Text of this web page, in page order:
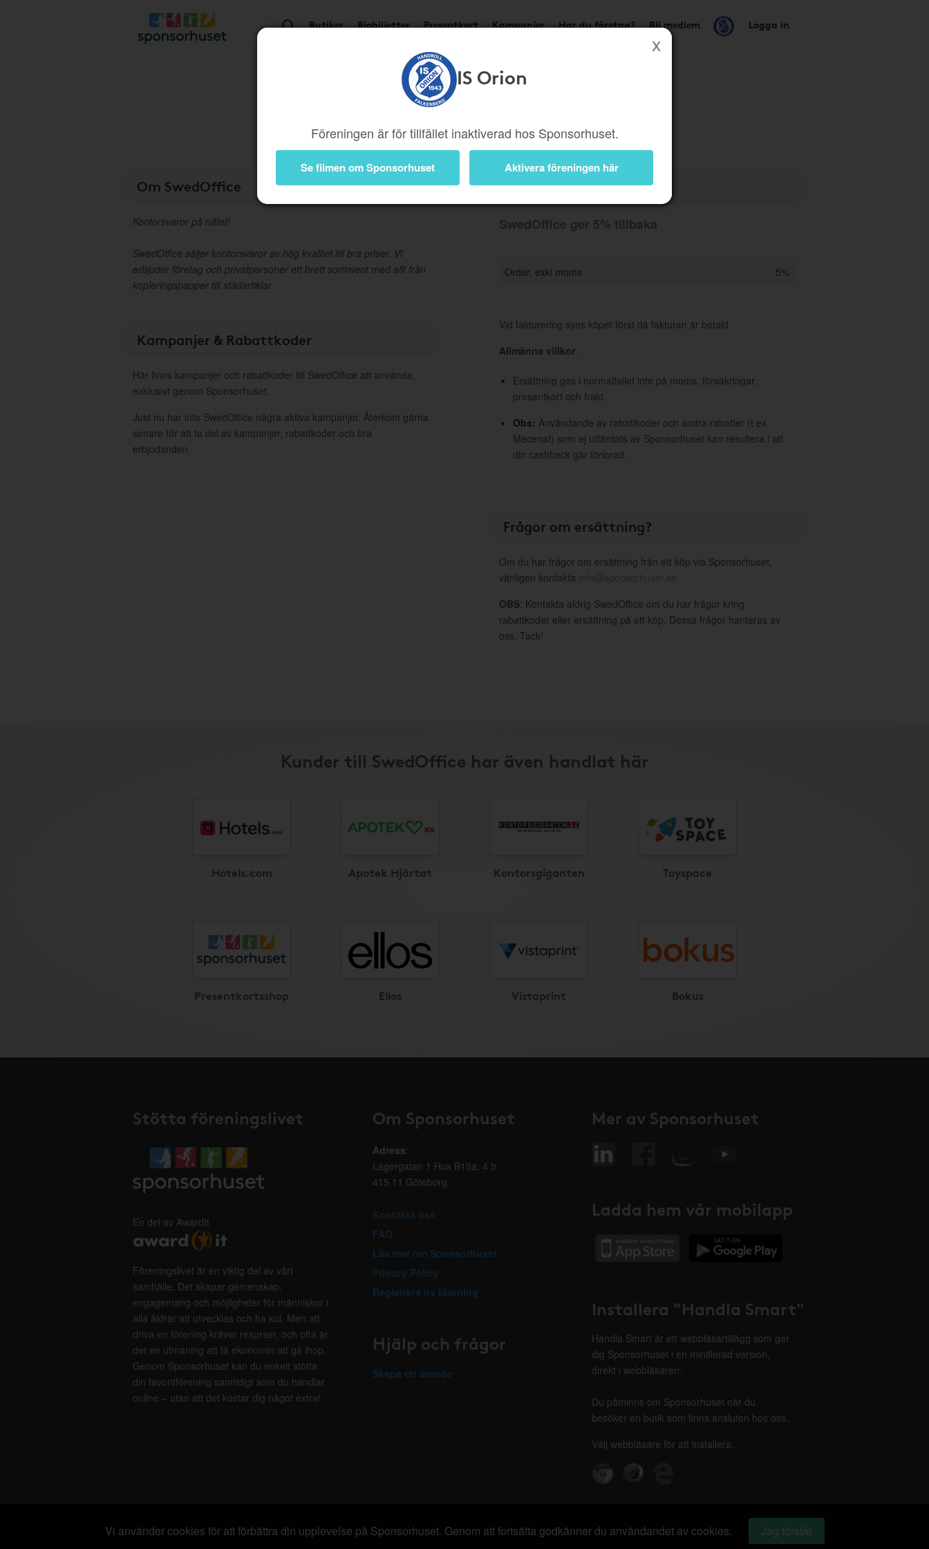
Butiker Biobiljetter Presentkort Kampanjer Har du företag? Bli medlem Logga in
IS Orion
Föreningen är för tillfället inaktiverad hos Sponsorhuset.
Se filmen om Sponsorhuset Aktivera föreningen här
Ger 5%
Om SwedOffice
Kontorsvaror på nätet!
SwedOffice säljer kontorsvaror av hög kvalitet till bra priser. Vi
erbjuder företag och privatpersoner ett brett sortiment med allt från
kopieringspapper till städartiklar
Kampanjer & Rabattkoder
Här finns kampanjer och rabattkoder till SwedOffice att använda,
exklusivt genom Sponsorhuset.
Just nu har inte SwedOffice några aktiva kampanjer. Återkom gärna
senare för att ta del av kampanjer, rabattkoder och bra
erbjudanden.
Information
SwedOffice ger 5% tillbaka
Order, exkl moms 5%
Vid fakturering syns köpet först då fakturan är betald.
Allmänna villkor:
Ersättning ges i normalfallet inte på moms, försäkringar,
presentkort och frakt.
Obs: Användande av rabattkoder och andra rabatter (t ex
Mecenat) som ej utfärdats av Sponsorhuset kan resultera i att
din cashback går förlorad.
Frågor om ersättning?
Om du har frågor om ersättning från ett köp via Sponsorhuset,
vänligen kontakta info@sponsorhuset.se
OBS: Kontakta aldrig SwedOffice om du har frågor kring
rabattkoder eller ersättning på ett köp. Dessa frågor hanteras av
oss. Tack!
Kunder till SwedOffice har även handlat här
Hotels.com Apotek Hjärtat Kontorsgiganten Toyspace
Presentkortsshop Ellos Vistaprint Bokus
Stötta föreningslivet
En del av AwardIt
Föreningslivet är en viktig del av vårt
samhälle. Det skapar gemenskap,
engagemang och möjligheter för människor i
alla åldrar att utvecklas och ha kul. Men att
driva en förening kräver resurser, och ofta är
det en utmaning att få ekonomin att gå ihop.
Genom Sponsorhuset kan du enkelt stötta
din favoritförening samtidigt som du handlar
online – utan att det kostar dig något extra!
Om Sponsorhuset
Adress:
Lagergatan 1 Hus B19a, 4 tr
415 11 Göteborg
Kontakta oss
FAQ
Läs mer om Sponsorhuset
Privacy Policy
Registrera ny förening
Hjälp och frågor
Skapa ett ärende
Mer av Sponsorhuset
Ladda hem vår mobilapp
Installera "Handla Smart"
Handla Smart är ett webbläsartillägg som ger
dig Sponsorhuset i en minifierad version,
direkt i webbläsaren.
Du påminns om Sponsorhuset när du
besöker en butik som finns ansluten hos oss.
Välj webbläsare för att installera:
Vi använder cookies för att förbättra din upplevelse på Sponsorhuset. Genom att fortsätta godkänner du användandet av cookies. Jag förstår